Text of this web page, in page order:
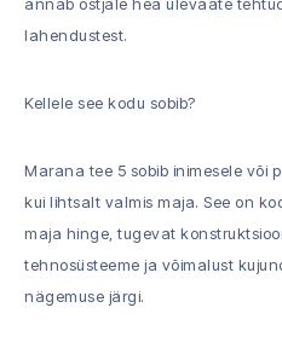
annab ostjale hea ülevaate
lahendustest.
Kellele see kodu sobib?
Marana tee 5 sobib inimesele või
kui lihtsalt valmis maja. See on
maja hinge, tugevat
tehnosüsteeme ja võimalust
nägemuse järgi.